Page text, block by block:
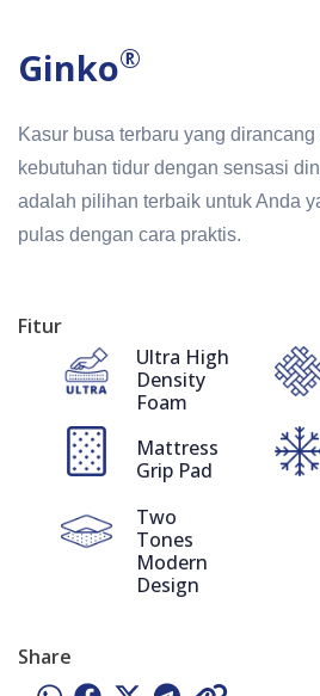
Ginko®
Kasur busa terbaru yang
kebutuhan tidur dengan sensasi
adalah pilihan terbaik untuk Anda
pulas dengan cara praktis.
Fitur
Ultra High
Density
Foam
Mattress
Grip Pad
Two
Tones
Modern
Design
Share